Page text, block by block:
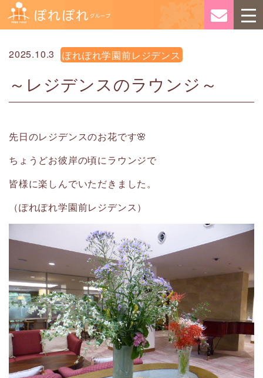
2025.10.3 ぽれぽれ学園前レジデンス
～レジデンスのラウンジ～
先日のレジデンスのお花です🌸
ちょうどお彼岸の頃にラウンジで
皆様に楽しんでいただきました。
（ぽれぽれ学園前レジデンス）